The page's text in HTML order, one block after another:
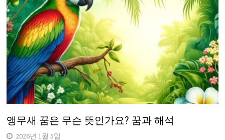
앵무새 꿈은 무슨 뜻인가요? 꿈과 해석
2026년 1월 5일